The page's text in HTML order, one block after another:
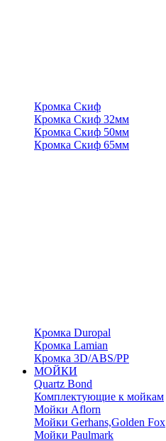
Кромка Скиф
Кромка Скиф 32мм
Кромка Скиф 50мм
Кромка Скиф 65мм
Кромка Duropal
Кромка Lamian
Кромка 3D/ABS/PP
МОЙКИ
Quartz Bond
Комплектующие к мойкам
Мойки Aflorn
Мойки Gerhans,Golden Fox
Мойки Paulmark